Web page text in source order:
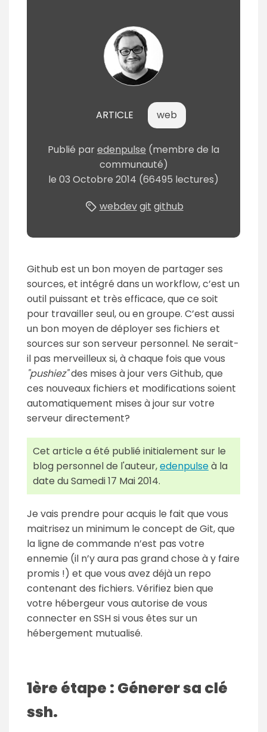
ARTICLE web
Publié paredenpulse (membre de la
communauté)
le 03 Octobre 2014 (66495 lectures)
webdevgit github
Github est un bon moyen de partager ses
sources, et intégré dans un workflow, c’est un
outil puissant et très efficace, que ce soit
pour travailler seul, ou en groupe. C’est aussi
un bon moyen de déployer ses fichiers et
sources sur son serveur personnel. Ne serait-
il pas merveilleux si, à chaque fois que vous
"pushiez"des mises à jour vers Github, que
ces nouveaux fichiers et modifications soient
automatiquement mises à jour sur votre
serveur directement?
Cet article a été publié initialement sur le
blog personnel de l'auteur,edenpulseà la
date du Samedi 17 Mai 2014.
Je vais prendre pour acquis le fait que vous
maitrisez un minimum le concept de Git, que
la ligne de commande n’est pas votre
ennemie (il n’y aura pas grand chose à y faire
promis !) et que vous avez déjà un repo
contenant des fichiers. Vérifiez bien que
votre hébergeur vous autorise de vous
connecter en SSH si vous êtes sur un
hébergement mutualisé.
1ère étape : Génerer sa clé
ssh.